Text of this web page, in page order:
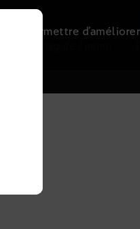
permettre